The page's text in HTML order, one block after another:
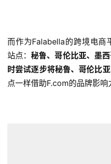
而作为Falabella的跨境电商
站点：秘鲁、哥伦比亚、墨
时尝试逐步将秘鲁、哥伦比
点一样借助F.com的品牌影响